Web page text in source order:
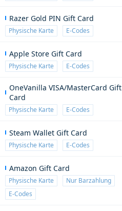
Razer Gold PIN Gift Card
Physische Karte E-Codes
Apple Store Gift Card
Physische Karte E-Codes
OneVanilla VISA/MasterCard Gift
Card
Physische Karte E-Codes
Steam Wallet Gift Card
Physische Karte E-Codes
Amazon Gift Card
Physische Karte
Nur Barzahlung
E-Codes